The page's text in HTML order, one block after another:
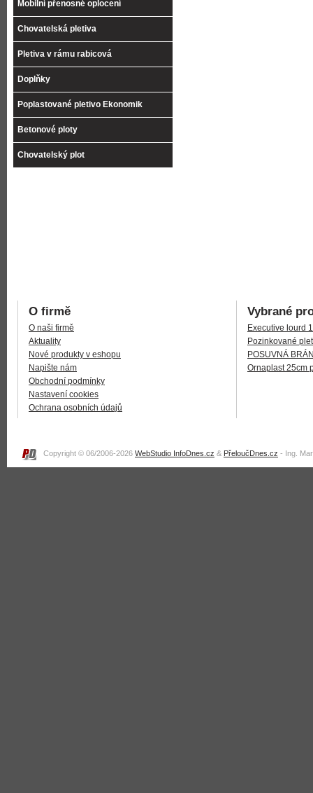
Mobilní přenosné oplocení
Chovatelská pletiva
Pletiva v rámu rabicová
Doplňky
Poplastované pletivo Ekonomik
Betonové ploty
Chovatelský plot
O firmě
O naši firmě
Aktuality
Nové produkty v eshopu
Napište nám
Obchodní podmínky
Nastavení cookies
Ochrana osobních údajů
Vybrané
Executive lourd
Pozinkované
POSUVNÁ
Ornaplast 25cm
Copyright © 06/2006-2026 WebStudio InfoDnes.cz & PřeloučDnes.cz - Ing.